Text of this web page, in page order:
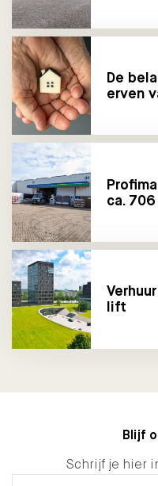
De
erven
ca.
lift
Blijf
Schrijf je hier